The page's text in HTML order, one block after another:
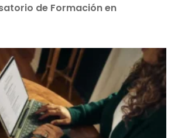
de Formación en